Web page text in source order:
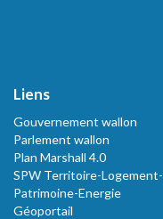
Liens
Gouvernement wallon
Parlement wallon
Plan Marshall 4.0
SPW Territoire-Logement-
Patrimoine-Energie
Géoportail